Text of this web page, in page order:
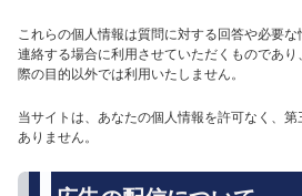
これらの個人情報は質問に対する回答や必要
連絡する場合に利用させていただくものであり
際の目的以外では利用いたしません。
当サイトは、あなたの個人情報を許可なく、
ありません。